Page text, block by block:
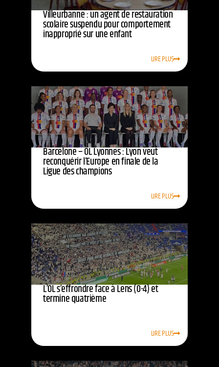
Villeurbanne : un agent de restauration
scolaire suspendu pour comportement
inapproprié sur une enfant
LIRE PLUS
Barcelone – OL Lyonnes : Lyon veut
reconquérir l’Europe en finale de la
Ligue des champions
LIRE PLUS
L’OL s’effrondre face à Lens (0-4) et
termine quatrième
LIRE PLUS